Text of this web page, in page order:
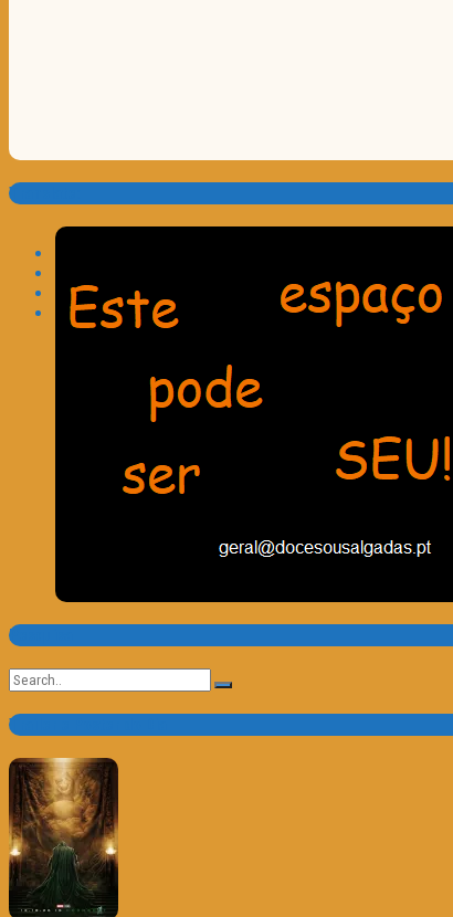
Translate:
Pesquisa
Search
for:
Trailer e Poster do Dia